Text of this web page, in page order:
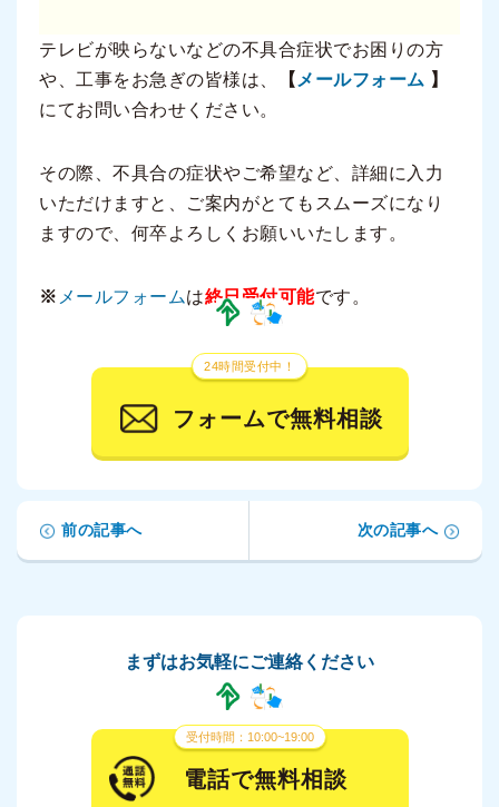
テレビが映らないなどの不具合症状でお困りの方
や、工事をお急ぎの皆様は、
【 メールフォーム 】
にてお問い合わせください。
その際、不具合の症状やご希望など、詳細に入力
いただけますと、ご案内がとてもスムーズになり
ますので、何卒よろしくお願いいたします。
※ メールフォームは終日受付可能です。
24時間受付中！
フォームで無料相談
前の記事へ 次の記事へ
まずはお気軽にご連絡ください
受付時間：10:00~19:00
電話で無料相談